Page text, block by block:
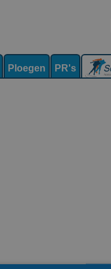
Ploegen PR's